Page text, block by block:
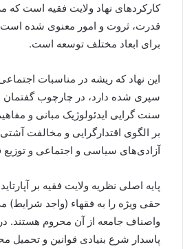
کارکردهای نهاد ولایت فقیه است که
قدرت، ثروت و امور معنوی شده است
برای ابعاد مختلف توسعه است.
این نهاد که ریشه در مناسبات
سپری شده دارد، در چارچوب گفتمان
سنت گرایی ایدئولوژیک مبانی و
بر الگوی اقتدارگرایی و مخالفت
آزادی‌های سیاسی و اجتماعی و توزیع
پایه اصلی نظریه ولایت فقیه بر
حقی ویژه را به فقهاء (واجد شرایط)
واصناف جامعه از آن محروم هستند.
پاسدار شرع بنیادی قوانین و تحمیل